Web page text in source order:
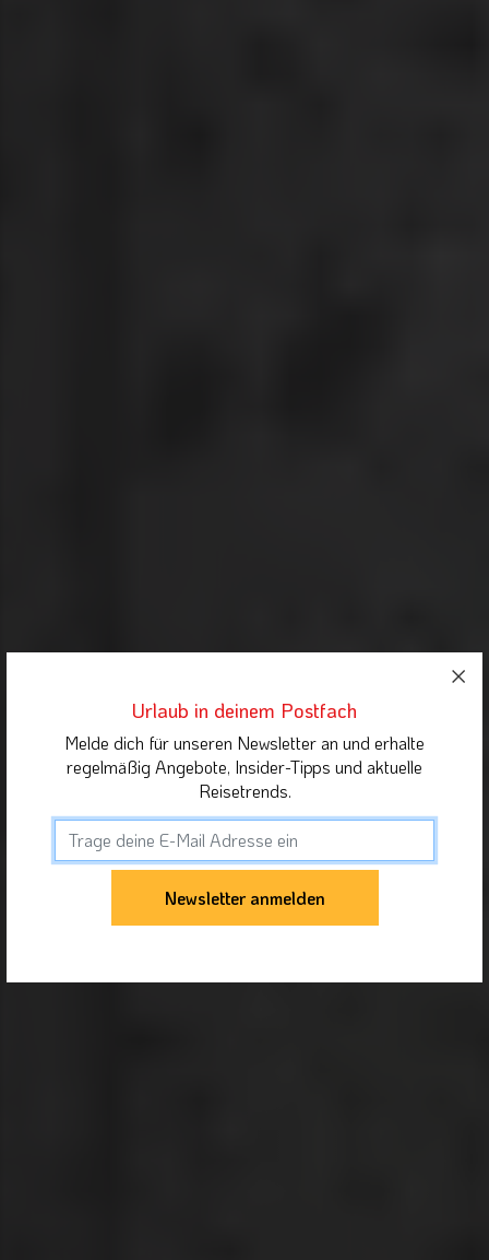
Urlaub in deinem Postfach
Melde dich für unseren Newsletter an und erhalte
regelmäßig Angebote, Insider-Tipps und aktuelle
Reisetrends.